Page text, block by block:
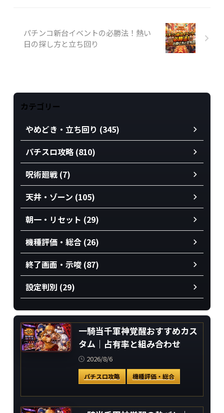
パチンコ新台イベントの必勝法！熱い
日の探し方と立ち回り
カテゴリー
やめどき・立ち回り (345)
パチスロ攻略 (810)
呪術廻戦 (7)
天井・ゾーン (105)
朝一・リセット (29)
機種評価・総合 (26)
終了画面・示唆 (87)
設定判別 (29)
一騎当千軍神覚醒おすすめカス
タム｜占有率と組み合わせ
2026/8/6
パチスロ攻略 機種評価・総合